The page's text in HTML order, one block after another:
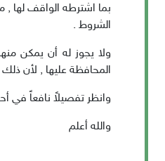
بما اشترطه الواقف لها ,
الشروط .
ولا يجوز له أن يمكن
المحافظة عليها , لأن
وانظر تفصيلاً نافعاً في
والله أعلم